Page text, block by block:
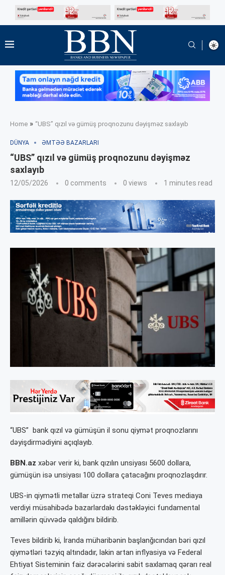
Home » “UBS” qızıl və gümüş proqnozunu dəyişməz saxlayıb
DÜNYA ƏMTƏƏ BAZARLARI
“UBS” qızıl və gümüş proqnozunu dəyişməz
saxlayıb
12/05/2026 0 comments 0 views 1 minutes read
“UBS” bank qızıl və gümüşün il sonu qiymət proqnozlarını
dəyişdirmədiyini açıqlayıb.
BBN.az xəbər verir ki, bank qızılın unsiyası 5600 dollara,
gümüşün isə unsiyası 100 dollara çatacağını proqnozlaşdırır.
UBS-in qiymətli metallar üzrə strateqi Coni Teves mediaya
verdiyi müsahibədə bazarlardakı dəstəkləyici fundamental
amillərin qüvvədə qaldığını bildirib.
Teves bildirib ki, İranda müharibənin başlanğıcından bəri qızıl
qiymətləri təzyiq altındadır, lakin artan inflyasiya və Federal
Ehtiyat Sisteminin faiz dərəcələrini sabit saxlamaq qərarı real